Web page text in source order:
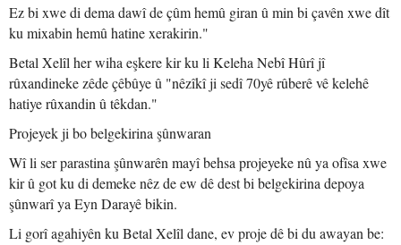
Ez bi xwe di dema dawî de çûm hemû giran û min bi çavên xwe dît
ku mixabin hemû hatine xerakirin."
Betal Xelîl her wiha eşkere kir ku li Keleha Nebî Hûrî jî
rûxandineke zêde çêbûye û "nêzîkî ji sedî 70yê rûberê vê kelehê
hatiye rûxandin û têkdan."
Projeyek ji bo belgekirina şûnwaran
Wî li ser parastina şûnwarên mayî behsa projeyeke nû ya ofîsa xwe
kir û got ku di demeke nêz de ew dê dest bi belgekirina depoya
şûnwarî ya Eyn Darayê bikin.
Li gorî agahiyên ku Betal Xelîl dane, ev proje dê bi du awayan be: